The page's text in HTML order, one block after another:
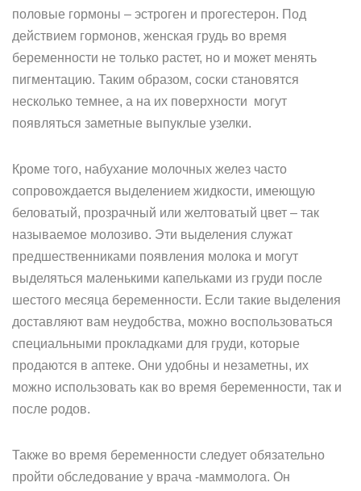
половые гормоны – эстроген и прогестерон. Под
действием гормонов, женская грудь во время
беременности не только растет, но и может менять
пигментацию. Таким образом, соски становятся
несколько темнее, а на их поверхности могут
появляться заметные выпуклые узелки.
Кроме того, набухание молочных желез часто
сопровождается выделением жидкости, имеющую
беловатый, прозрачный или желтоватый цвет – так
называемое молозиво. Эти выделения служат
предшественниками появления молока и могут
выделяться маленькими капельками из груди после
шестого месяца беременности. Если такие выделения
доставляют вам неудобства, можно воспользоваться
специальными прокладками для груди, которые
продаются в аптеке. Они удобны и незаметны, их
можно использовать как во время беременности, так и
после родов.
Также во время беременности следует обязательно
пройти обследование у врача -маммолога. Он